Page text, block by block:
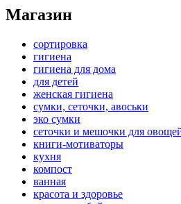
Магазин
сортировка
гигиена
гигиена для дома
для детей
женская гигиена
сумки, сеточки, авоськи
эко сумки
сеточки и мешочки для
книги-мотиваторы
кухня
компост
ванная
красота и здоровье